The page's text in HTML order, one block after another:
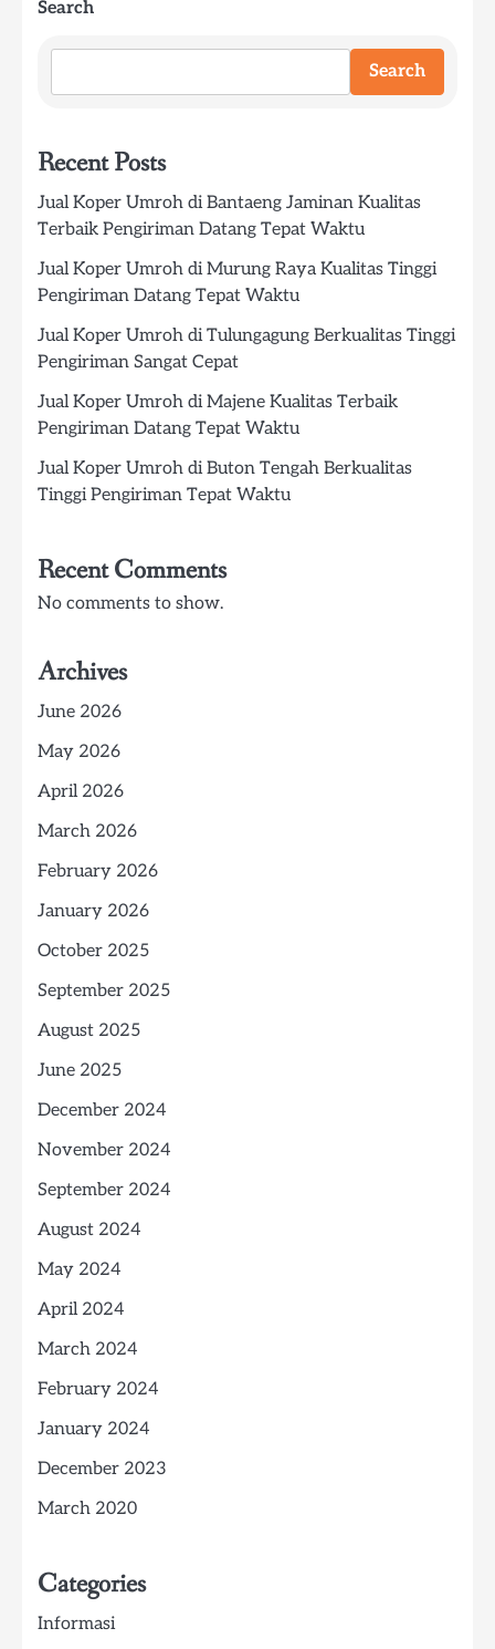
Search
Search
Recent Posts
Jual Koper Umroh di Bantaeng Jaminan Kualitas
Terbaik Pengiriman Datang Tepat Waktu
Jual Koper Umroh di Murung Raya Kualitas Tinggi
Pengiriman Datang Tepat Waktu
Jual Koper Umroh di Tulungagung Berkualitas Tinggi
Pengiriman Sangat Cepat
Jual Koper Umroh di Majene Kualitas Terbaik
Pengiriman Datang Tepat Waktu
Jual Koper Umroh di Buton Tengah Berkualitas
Tinggi Pengiriman Tepat Waktu
Recent Comments
No comments to show.
Archives
June 2026
May 2026
April 2026
March 2026
February 2026
January 2026
October 2025
September 2025
August 2025
June 2025
December 2024
November 2024
September 2024
August 2024
May 2024
April 2024
March 2024
February 2024
January 2024
December 2023
March 2020
Categories
Informasi